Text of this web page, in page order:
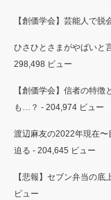
【創価学会】芸能人で脱
ひさひとさまがやばいと
298,498 ビュー
【創価学会】信者の特
も…？ - 204,974 ビュー
渡辺麻友の2022年現在〜
迫る - 204,645 ビュー
【悲報】セブン弁当の
ビュー